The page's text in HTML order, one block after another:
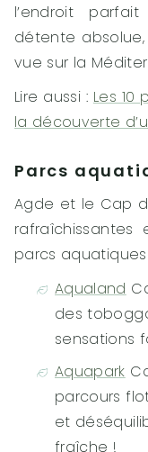
l’endroit
détente
vue sur la
Lire aussi : Les 10
la découverte
Parcs
Agde et le Cap
parcs aquatiques
Aqualand
des
sensations
Aquapark
parcours
et
fraîche !